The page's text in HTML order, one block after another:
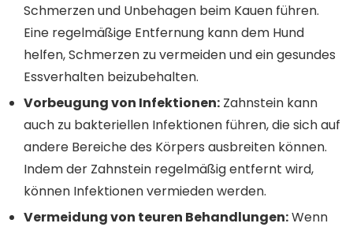
Schmerzen und Unbehagen beim Kauen führen.
Eine regelmäßige Entfernung kann dem Hund
helfen, Schmerzen zu vermeiden und ein gesundes
Essverhalten beizubehalten.
Vorbeugung von Infektionen: Zahnstein kann
auch zu bakteriellen Infektionen führen, die sich auf
andere Bereiche des Körpers ausbreiten können.
Indem der Zahnstein regelmäßig entfernt wird,
können Infektionen vermieden werden.
Vermeidung von teuren Behandlungen:Wenn